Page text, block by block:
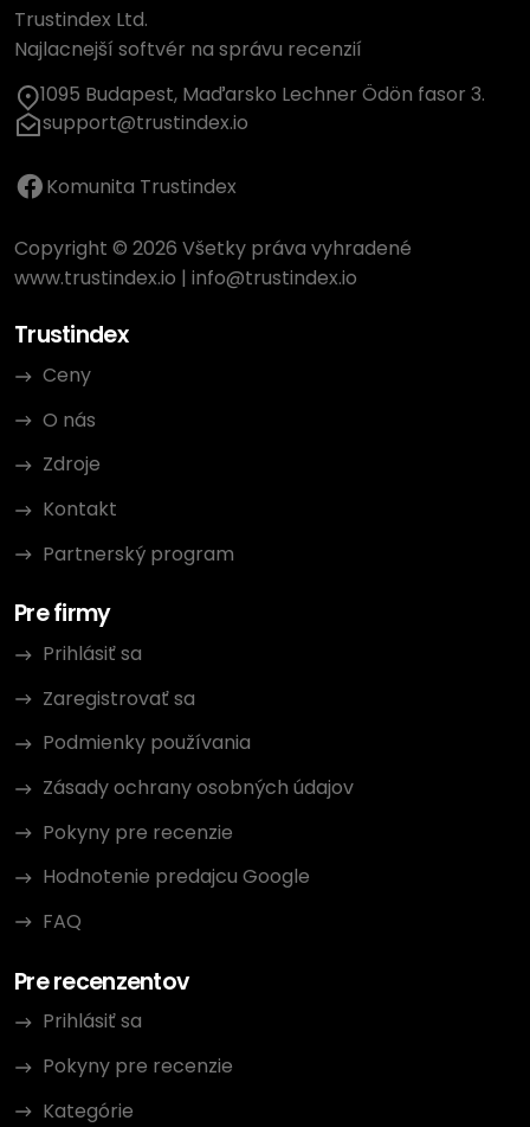
Trustindex Ltd.
Najlacnejší softvér na správu recenzií
1095 Budapest, Maďarsko Lechner Ödön fasor 3.
support@trustindex.io
Komunita Trustindex
Copyright © 2026 Všetky práva vyhradené
www.trustindex.io | info@trustindex.io
Trustindex
Ceny
O nás
Zdroje
Kontakt
Partnerský program
Pre firmy
Prihlásiť sa
Zaregistrovať sa
Podmienky používania
Zásady ochrany osobných údajov
Pokyny pre recenzie
Hodnotenie predajcu Google
FAQ
Pre recenzentov
Prihlásiť sa
Pokyny pre recenzie
Kategórie